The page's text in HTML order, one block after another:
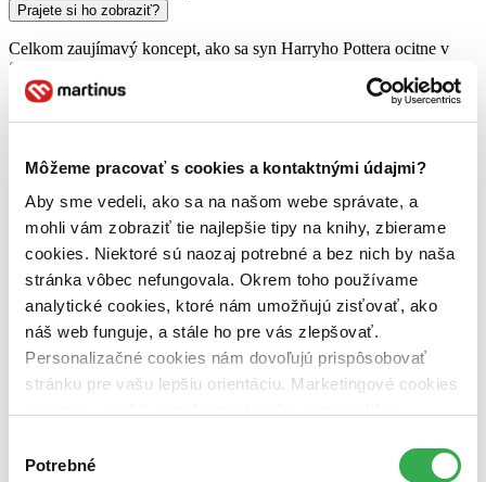
Môžeme pracovať s cookies a kontaktnými údajmi?
Aby sme vedeli, ako sa na našom webe správate, a
mohli vám zobraziť tie najlepšie tipy na knihy, zbierame
cookies. Niektoré sú naozaj potrebné a bez nich by naša
stránka vôbec nefungovala. Okrem toho používame
analytické cookies, ktoré nám umožňujú zisťovať, ako
náš web funguje, a stále ho pre vás zlepšovať.
Personalizačné cookies nám dovoľujú prispôsobovať
stránku pre vašu lepšiu orientáciu. Marketingové cookies
nám pomohlo, keby sme mohli používať všetky tieto
súhlasu
Potrebné
Prajete si ho zobraziť?
Celkom zaujímavý koncept, ako sa syn Harryho Pottera ocitne v
Slizoline a skamaráti so synom Draca Malfoya, bol absolútne
nevyužitý.
Postavy konali úplne nekonzistentne s pôvodnými knihami, dej
akoby z rýchlika, povrchný a bez akéhokoľvek hlbšieho zmyslu.
dialógu hĺbku nedá. Okrem toho bola kniha plná nelogických častí,
transformovaný na Rona vášnivo pobozká Hermionu a zvádza ju
medzi dverami) a patetického dialógu. Pri neskutočnom dôraze na
to, kto sa komu páči, som mala pocit, ako keby scenár písal niekto v
tínedžerskom veku. A samotná existencia Delphi ako dcéry
Voldemorta a Bellatrix bola úplne absurdná.
Jediné, čo by ma zaujímalo, by bolo realizácia niektorých
špeciálnych efektov na javisku.
Po obsahovej stránke to hodnotím ako úplnú zbytočnosť.
Čítať viac